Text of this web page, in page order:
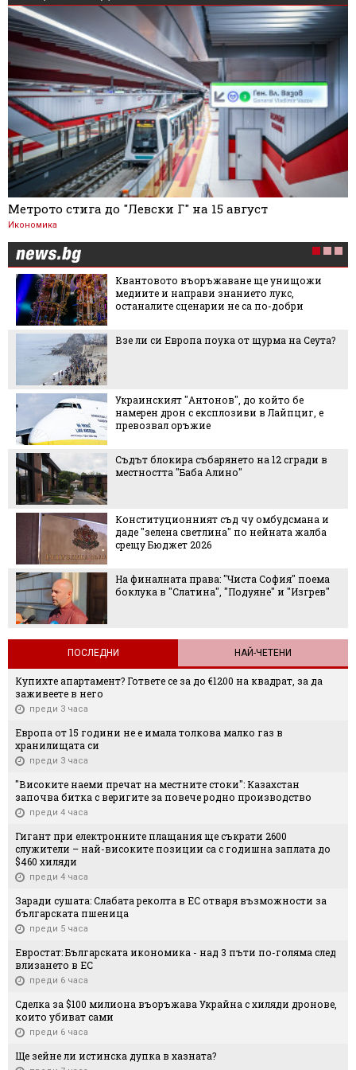
Метрото стига до "Левски Г" на 15 август
Икономика
Квантовото въоръжаване ще унищожи
медиите и направи знанието лукс,
останалите сценарии не са по-добри
Взе ли си Европа поука от щурма на Сеута?
Украинският "Антонов", до който бе
намерен дрон с експлозиви в Лайпциг, е
превозвал оръжие
Съдът блокира събарянето на 12 сгради в
местността "Баба Алино"
Конституционният съд чу омбудсмана и
даде "зелена светлина" по нейната жалба
срещу Бюджет 2026
На финалната права: "Чиста София" поема
боклука в "Слатина", "Подуяне" и "Изгрев"
ПОСЛЕДНИ НАЙ-ЧЕТЕНИ
Купихте апартамент? Гответе се за до €1200 на квадрат, за да
заживеете в него
преди 3 часа
Европа от 15 години не е имала толкова малко газ в
хранилищата си
преди 3 часа
"Високите наеми пречат на местните стоки": Казахстан
започва битка с веригите за повече родно производство
преди 4 часа
Гигант при електронните плащания ще съкрати 2600
служители – най-високите позиции са с годишна заплата до
$460 хиляди
преди 4 часа
Заради сушата: Слабата реколта в ЕС отваря възможности за
българската пшеница
преди 5 часа
Евростат: Българската икономика - над 3 пъти по-голяма след
влизането в ЕС
преди 6 часа
Сделка за $100 милиона въоръжава Украйна с хиляди дронове,
които убиват сами
преди 6 часа
Ще зейне ли истинска дупка в хазната?